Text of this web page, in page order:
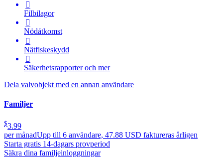

Filbilagor

Nödåtkomst

Nätfiskeskydd

Säkerhetsrapporter och mer
Dela valvobjekt med en annan användare
Familjer
$3.99
per månadUpp till 6 användare, 47.88 USD faktureras årligen
Starta gratis 14-dagars provperiod
Säkra dina familjeinloggningar